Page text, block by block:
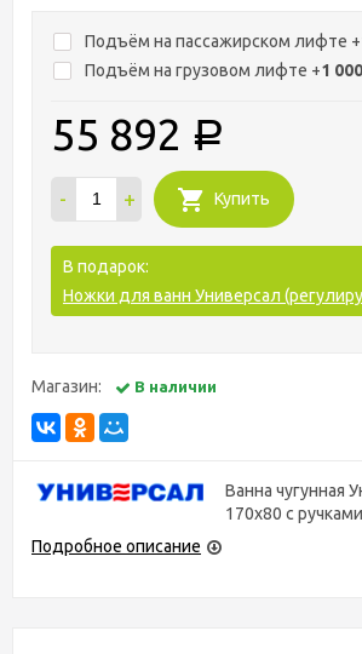
Подъём на пассажирском лифте +
Подъём на грузовом лифте +1 000
55 892 Р
- + Купить
В подарок:
Ножки для ванн Универсал
Магазин: В наличии
Ванна чугунная
170x80 с ручками
Подробное описание